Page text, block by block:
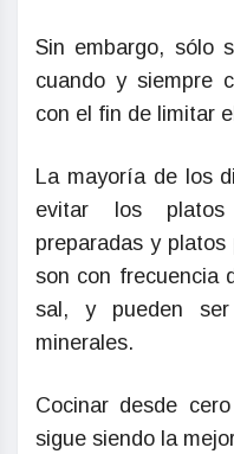
Sin embargo, sólo
cuando y siempre
con el fin de limitar
La mayoría de los
evitar los platos
preparadas y platos
son con frecuencia
sal, y pueden
minerales.
Cocinar desde
sigue siendo la